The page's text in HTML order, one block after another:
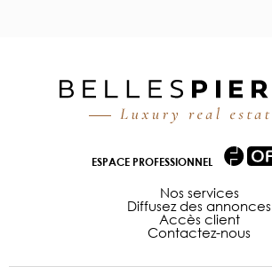
ESPACE PROFESSIONNEL
Nos services
Diffusez des annonces
Accès client
Contactez-nous